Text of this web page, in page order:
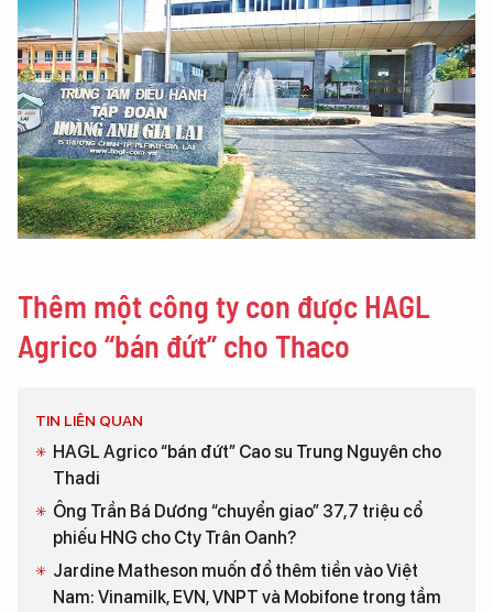
Thêm một công ty con được HAGL
Agrico “bán đứt” cho Thaco
TIN LIÊN QUAN
HAGL Agrico “bán đứt” Cao su Trung Nguyên cho
Thadi
Ông Trần Bá Dương “chuyển giao” 37,7 triệu cổ
phiếu HNG cho Cty Trân Oanh?
Jardine Matheson muốn đổ thêm tiền vào Việt
Nam: Vinamilk, EVN, VNPT và Mobifone trong tầm